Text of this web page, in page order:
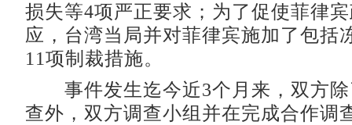
损失等4项严正要求；为了促使菲律
应，台湾当局并对菲律宾施加了包括
11项制裁措施。
事件发生迄今近3个月来，双方除
查外，双方调查小组并在完成合作调